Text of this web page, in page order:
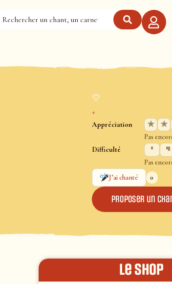
♡
+
Appréciation ★ ★
Pas
Difficulté
Pas
J’ai chanté
0
Proposer un
le shop